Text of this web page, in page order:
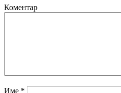
Коментар
Име *